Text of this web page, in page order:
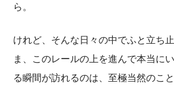
ら。
けれど、そんな日々の中でふと立ち
ま、このレールの上を進んで本当に
る瞬間が訪れるのは、至極当然のこと